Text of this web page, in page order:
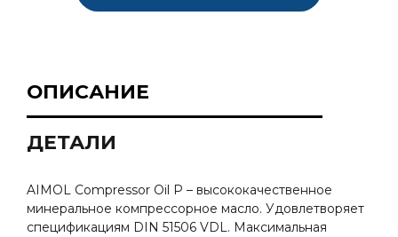
ОПИСАНИЕ
ДЕТАЛИ
AIMOL Compressor Oil P – высококачественное
минеральное компрессорное масло. Удовлетворяет
спецификациям DIN 51506 VDL. Максимальная